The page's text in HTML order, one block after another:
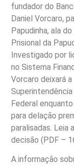
fundador do
Daniel Vorcaro,
Papudinha, ala
Prisional da
Investigado por
no Sistema
Vorcaro deixará a
Federal
para delação
paralisadas. Leia a
decisão (PDF –
A informação